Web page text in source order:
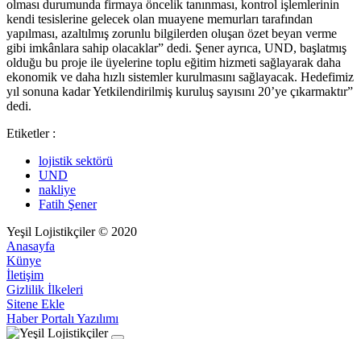
olması durumunda firmaya öncelik tanınması, kontrol işlemlerinin
kendi tesislerine gelecek olan muayene memurları tarafından
yapılması, azaltılmış zorunlu bilgilerden oluşan özet beyan verme
gibi imkânlara sahip olacaklar” dedi. Şener ayrıca, UND, başlatmış
olduğu bu proje ile üyelerine toplu eğitim hizmeti sağlayarak daha
ekonomik ve daha hızlı sistemler kurulmasını sağlayacak. Hedefimiz
yıl sonuna kadar Yetkilendirilmiş kuruluş sayısını 20’ye çıkarmaktır”
dedi.
Etiketler :
lojistik sektörü
UND
nakliye
Fatih Şener
Yeşil Lojistikçiler © 2020
Anasayfa
Künye
İletişim
Gizlilik İlkeleri
Sitene Ekle
Haber Portalı Yazılımı